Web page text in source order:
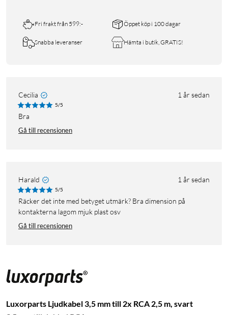
Fri frakt från 599:- Öppet köp i 100 dagar
Snabba leveranser Hämta i butik, GRATIS!
Cecilia 1 år sedan
5/5
Bra
Gå till recensionen
Harald 1 år sedan
5/5
Räcker det inte med betyget utmärk? Bra dimension på
kontakterna lagom mjuk plast osv
Gå till recensionen
Luxorparts Ljudkabel 3,5 mm till 2x RCA 2,5 m, svart